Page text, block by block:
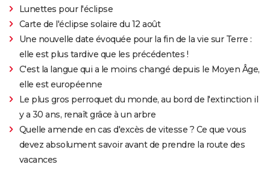
Lunettes pour l'éclipse
Carte de l'éclipse solaire du 12 août
Une nouvelle date évoquée pour la fin de la vie sur Terre :
elle est plus tardive que les précédentes !
C'est la langue qui a le moins changé depuis le Moyen Âge,
elle est européenne
Le plus gros perroquet du monde, au bord de l'extinction il
y a 30 ans, renaît grâce à un arbre
Quelle amende en cas d'excès de vitesse ? Ce que vous
devez absolument savoir avant de prendre la route des
vacances